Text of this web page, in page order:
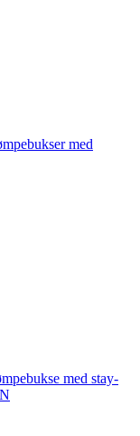
med
med stay-